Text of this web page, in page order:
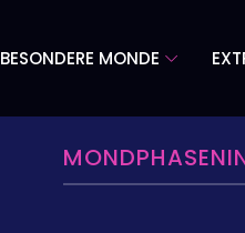
BESONDERE MONDE